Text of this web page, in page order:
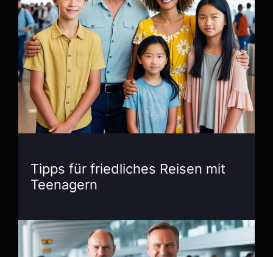
Tipps für friedliches Reisen mit
Teenagern